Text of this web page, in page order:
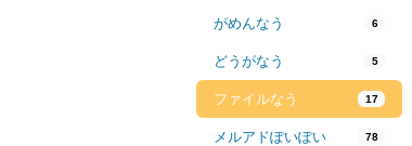
がめんなう 6
どうがなう 5
ファイルなう 17
メルアドぽいぽい 78